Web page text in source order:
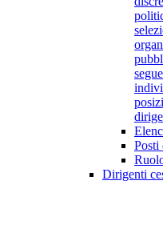
Posti
Dirigenti